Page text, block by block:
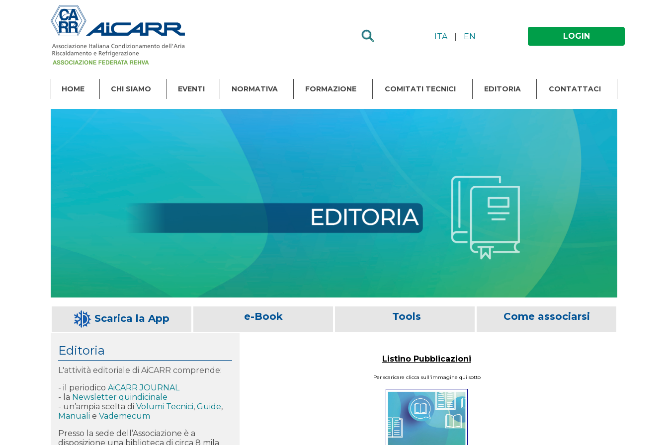
ITA EN LOGIN
HOME CHI SIAMO EVENTI NORMATIVA FORMAZIONE COMITATI TECNICI EDITORIA CONTATTACI
Scarica la App e-Book Tools Come associarsi
Editoria
L'attività editoriale di AiCARR comprende:
- il periodico AiCARR JOURNAL
- la Newsletter quindicinale
- un’ampia scelta di Volumi Tecnici, Guide,
Manuali e Vademecum
Presso la sede dell’Associazione è a
disposizione una biblioteca di circa 8 mila
Listino Pubblicazioni
Per scaricare clicca sull'immagine qui sotto